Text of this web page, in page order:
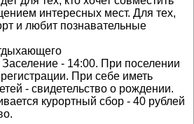
интересных мест. Для тех,
и любит познавательные
- 14:00. При поселении
При себе иметь
- свидетельство о рождении.
курортный сбор - 40 рублей